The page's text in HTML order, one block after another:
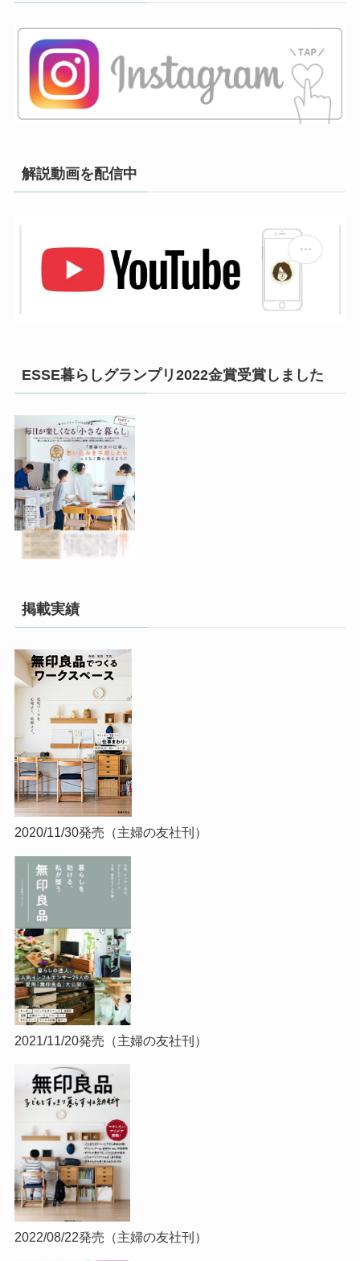
解説動画を配信中
ESSE暮らしグランプリ2022金賞受賞しました
掲載実績
2020/11/30発売（主婦の友社刊）
2021/11/20発売（主婦の友社刊）
2022/08/22発売（主婦の友社刊）